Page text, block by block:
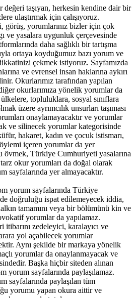
taşıyan, herkesin kendine dair bir
ulaştırmak için çalışıyoruz.
yorumlarınız bizler için çok
ve yasalara uygunluk çerçevesinde
daha sağlıklı bir tartışma
ortaya koyduğumuz bazı yorum ve
çekmek istiyoruz. Sayfamızda
ve evrensel insan haklarına aykırı
Okurlarımız tarafından yapılan
okurlarımıza yönelik yorumlar da
topluluklara, sosyal sınıflara
üzere ayrımcılık unsurları taşıması
onaylamayacaktır ve yorumlar
ve silinecek yorumlar kategorisinde
hakaret, kadın ve çocuk istismarı,
içeren yorumlar da yer
övmek, Türkiye Cumhuriyeti yasalarına
okur yorumları da doğal olarak
sayfalarında yer almayacaktır.
yorum sayfalarında Türkiye
doğruluğu ispat edilemeyecek iddia,
tamamını veya bir bölümünü kin ve
yorumlar da yapılamaz.
itibarını zedeleyici, karalayıcı ve
yol açabilecek yorumlar
Aynı şekilde bir markaya yönelik
yorumlar da onaylanmayacak ve
Başka hiçbir siteden alınan
yorum sayfalarında paylaşılamaz.
sayfalarında paylaşılan tüm
yorumu yapan okura aittir ve